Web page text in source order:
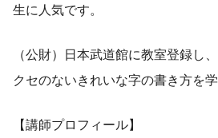
生に人気です。
（公財）日本武道館に教室登録し
クセのないきれいな字の書き方を
【講師プロフィール】